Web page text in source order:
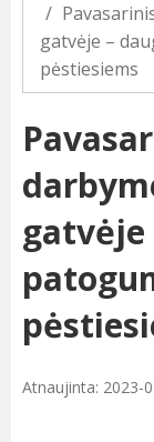
gatvėje –
pėstiesiems
gatvėje
Atnaujinta: 2023-